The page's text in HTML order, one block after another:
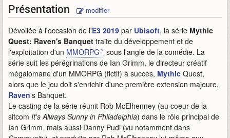
Présentation modifier
Dévoilée à l'occasion de l'E3 2019 par Ubisoft, la série Mythic
Quest: Raven's Banquet traite du développement et de
l'exploitation d'un MMORPG
sous l'angle de la comédie. La
série suit les pérégrinations de Ian Grimm, le directeur créatif
mégalomane d'un MMORPG (fictif) à succès, Mythic Quest,
alors que le jeu doit s'enrichir d'une première extension majeure,
Raven's Banquet.
Le casting de la série réunit Rob McElhenney (au coeur de la
sitcom It's Always Sunny in Philadelphia) dans le rôle principal de
Ian Grimm, mais aussi Danny Pudi (vu notamment dans